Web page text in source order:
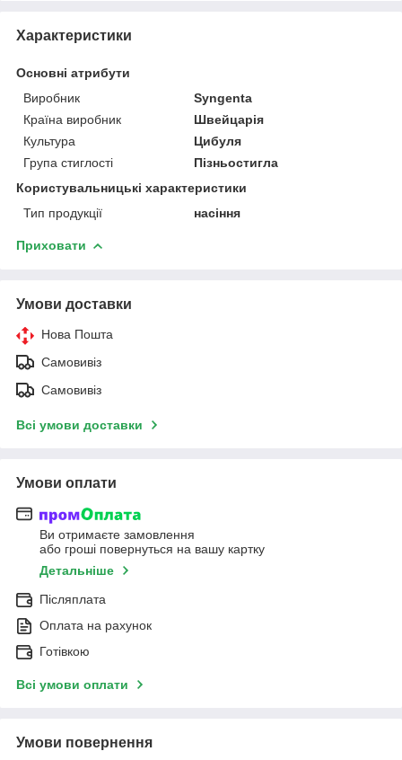
Характеристики
Основні атрибути
Виробник
Syngenta
Країна виробник
Швейцарія
Культура
Цибуля
Група стиглості
Пізньостигла
Користувальницькі характеристики
Тип продукції
насіння
Приховати
Умови доставки
Нова Пошта
Самовивіз
Самовивіз
Всі умови доставки
Умови оплати
Ви отримаєте замовлення
або гроші повернуться на вашу картку
Детальніше
Післяплата
Оплата на рахунок
Готівкою
Всі умови оплати
Умови повернення